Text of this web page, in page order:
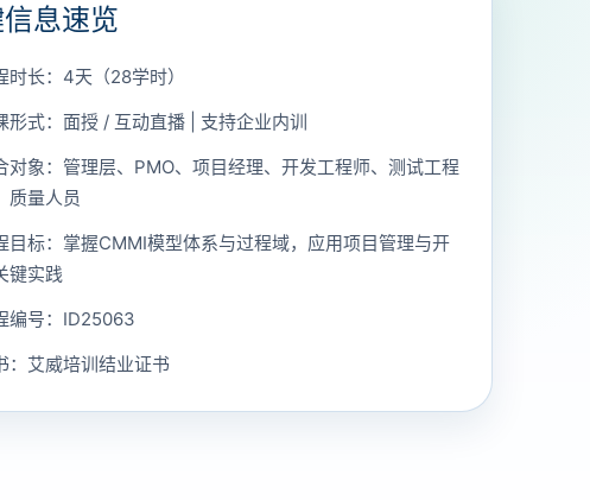
息速览
时长：4天（28学时）
形式：面授 / 互动直播 | 支持企业内训
对象：管理层、PMO、项目经理、开发工程师、测试工程
质量人员
目标：掌握CMMI模型体系与过程域，应用项目管理与开
键实践
编号：ID25063
：艾威培训结业证书